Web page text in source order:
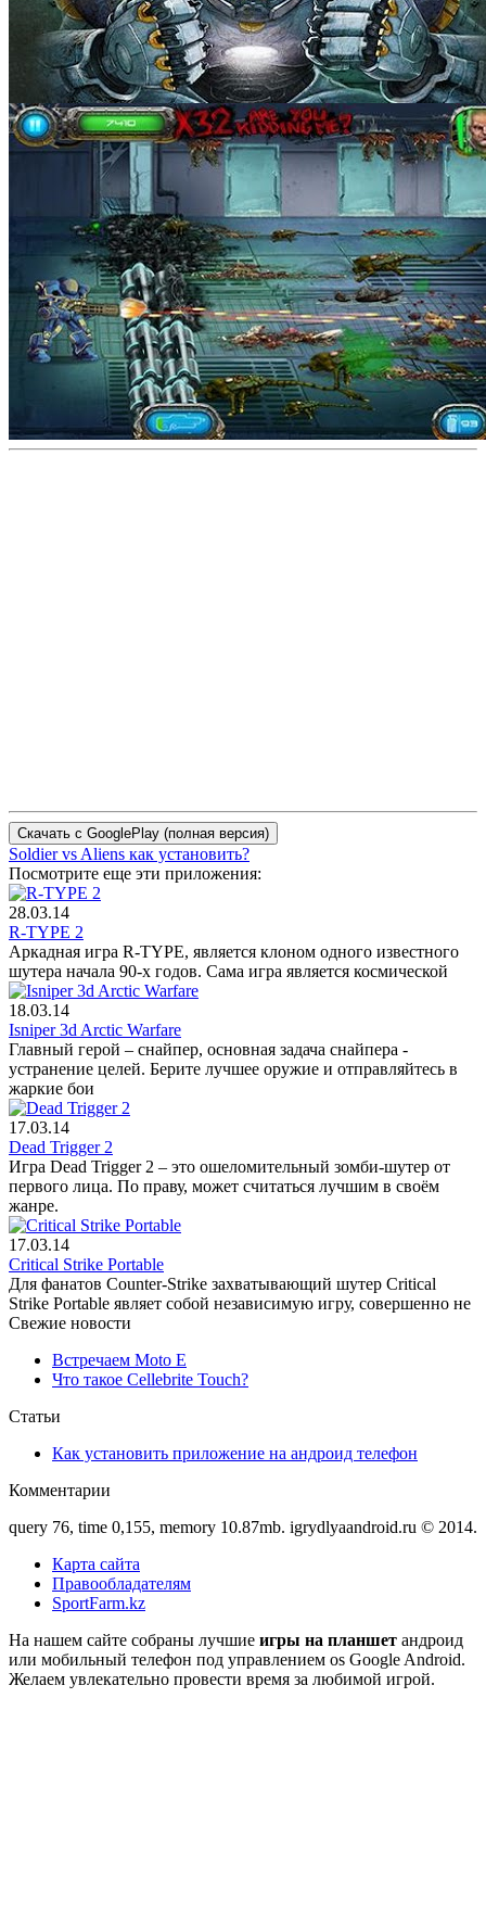
Soldier vs Aliens как установить?
Посмотрите еще эти приложения:
28.03.14
R-TYPE 2
Аркадная игра R-TYPE, является клоном одного известного
шутера начала 90-х годов. Сама игра является космической
18.03.14
Isniper 3d Arctic Warfare
Главный герой – снайпер, основная задача снайпера -
устранение целей. Берите лучшее оружие и отправляйтесь в
жаркие бои
17.03.14
Dead Trigger 2
Игра Dead Trigger 2 – это ошеломительный зомби-шутер от
первого лица. По праву, может считаться лучшим в своём
жанре.
17.03.14
Critical Strike Portable
Для фанатов Counter-Strike захватывающий шутер Critical
Strike Portable являет собой независимую игру, совершенно не
Свежие новости
Встречаем Moto E
Что такое Cellebrite Touch?
Статьи
Как установить приложение на андроид телефон
Комментарии
query 76, time 0,155, memory 10.87mb. igrydlyaandroid.ru © 2014.
Карта сайта
Правообладателям
SportFarm.kz
На нашем сайте собраны лучшие игры на планшет андроид
или мобильный телефон под управлением os Google Android.
Желаем увлекательно провести время за любимой игрой.